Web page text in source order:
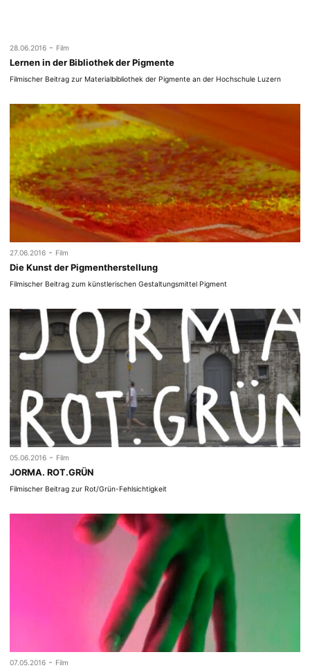
28.06.2016 - Film
Lernen in der Bibliothek der Pigmente
Filmischer Beitrag zur Materialbibliothek der Pigmente an der Hochschule Luzern
27.06.2016 - Film
Die Kunst der Pigmentherstellung
Filmischer Beitrag zum künstlerischen Gestaltungsmittel Pigment
05.06.2016 - Film
JORMA. ROT.GRÜN
Filmischer Beitrag zur Rot/Grün-Fehlsichtigkeit
07.05.2016 - Film